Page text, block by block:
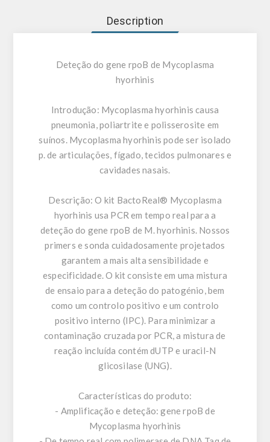
Description
Deteção do gene rpoB de Mycoplasma
hyorhinis
Introdução: Mycoplasma hyorhinis causa
pneumonia, poliartrite e polisserosite em
suínos. Mycoplasma hyorhinis pode ser isolado
p. de articulações, fígado, tecidos pulmonares e
cavidades nasais.
Descrição: O kit BactoReal® Mycoplasma
hyorhinis usa PCR em tempo real para a
deteção do gene rpoB de M. hyorhinis. Nossos
primers e sonda cuidadosamente projetados
garantem a mais alta sensibilidade e
especificidade. O kit consiste em uma mistura
de ensaio para a deteção do patogénio, bem
como um controlo positivo e um controlo
positivo interno (IPC). Para minimizar a
contaminação cruzada por PCR, a mistura de
reação incluída contém dUTP e uracil-N
glicosilase (UNG).
Características do produto:
- Amplificação e deteção: gene rpoB de
Mycoplasma hyorhinis